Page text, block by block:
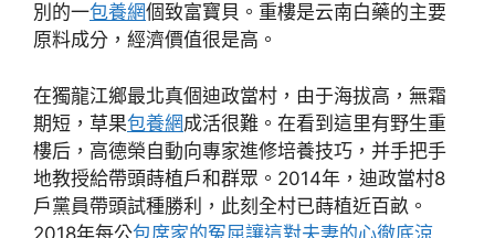
別的一包養網個致富寶貝。重樓是云南白藥的主要
原料成分，經濟價值很是高。
在獨龍江鄉最北真個迪政當村，由于海拔高，無霜
期短，草果包養網成活很難。在看到這里有野生重
樓后，高德榮自動向專家進修培養技巧，并手把手
地教授給帶頭蒔植戶和群眾。2014年，迪政當村8
戶黨員帶頭試種勝利，此刻全村已蒔植近百畝。
2018年每公包席家的冤屈讓這對夫妻的心徹底涼